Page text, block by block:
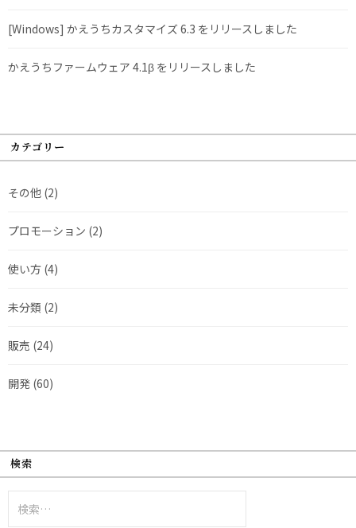
[Windows] かえうちカスタマイズ 6.3 をリリースしました
かえうちファームウェア 4.1β をリリースしました
カテゴリー
その他 (2)
プロモーション (2)
使い方 (4)
未分類 (2)
販売 (24)
開発 (60)
検索
索: